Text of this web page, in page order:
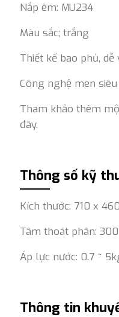
Nắp êm: MU234
Màu sắc; trắng
Thiết kế bao phủ,
Công nghệ men
Tham khảo thêm
đây.
Thông số kỹ
Kích thước: 710 x
Tâm thoát phân:
Áp lực nước: 0.7 ~
Thông tin